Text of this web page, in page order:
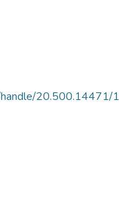
handle/20.500.14471/1